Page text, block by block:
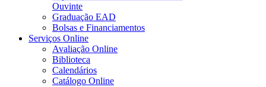
Ouvinte
Graduação EAD
Bolsas e Financiamentos
Serviços Online
Avaliação Online
Biblioteca
Calendários
Catálogo Online